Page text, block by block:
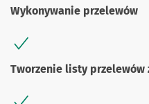
Wykonywanie przelewów
Tworzenie listy przelewów